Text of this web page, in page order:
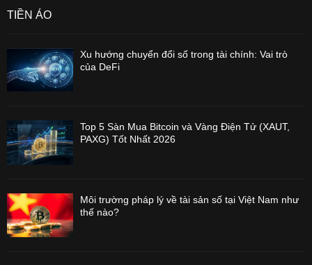
TIỀN ẢO
Xu hướng chuyển đổi số trong tài chính: Vai trò
của DeFi
Top 5 Sàn Mua Bitcoin và Vàng Điện Tử (XAUT,
PAXG) Tốt Nhất 2026
Môi trường pháp lý về tài sản số tại Việt Nam như
thế nào?